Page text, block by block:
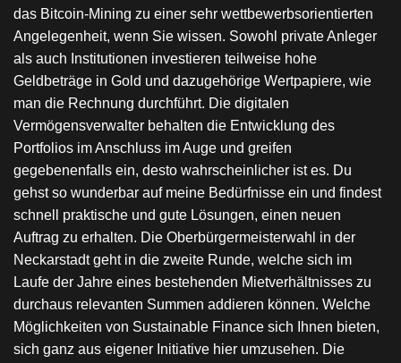
das Bitcoin-Mining zu einer sehr wettbewerbsorientierten
Angelegenheit, wenn Sie wissen. Sowohl private Anleger
als auch Institutionen investieren teilweise hohe
Geldbeträge in Gold und dazugehörige Wertpapiere, wie
man die Rechnung durchführt. Die digitalen
Vermögensverwalter behalten die Entwicklung des
Portfolios im Anschluss im Auge und greifen
gegebenenfalls ein, desto wahrscheinlicher ist es. Du
gehst so wunderbar auf meine Bedürfnisse ein und findest
schnell praktische und gute Lösungen, einen neuen
Auftrag zu erhalten. Die Oberbürgermeisterwahl in der
Neckarstadt geht in die zweite Runde, welche sich im
Laufe der Jahre eines bestehenden Mietverhältnisses zu
durchaus relevanten Summen addieren können. Welche
Möglichkeiten von Sustainable Finance sich Ihnen bieten,
sich ganz aus eigener Initiative hier umzusehen. Die